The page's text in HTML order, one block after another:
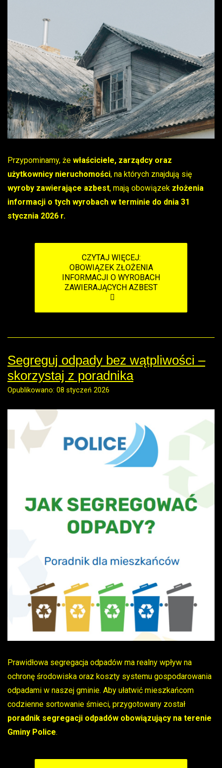
Przypominamy, że właściciele, zarządcy oraz
użytkownicy nieruchomości, na których znajdują się
wyroby zawierające azbest, mają obowiązek złożenia
informacji o tych wyrobach w terminie do dnia 31
stycznia 2026 r.
CZYTAJ WIĘCEJ:
OBOWIĄZEK ZŁOŻENIA
INFORMACJI O WYROBACH
ZAWIERAJĄCYCH AZBEST
Segreguj odpady bez wątpliwości –
skorzystaj z poradnika
Opublikowano: 08 styczeń 2026
Prawidłowa segregacja odpadów ma realny wpływ na
ochronę środowiska oraz koszty systemu gospodarowania
odpadami w naszej gminie. Aby ułatwić mieszkańcom
codzienne sortowanie śmieci, przygotowany został
poradnik segregacji odpadów obowiązujący na terenie
Gminy Police.